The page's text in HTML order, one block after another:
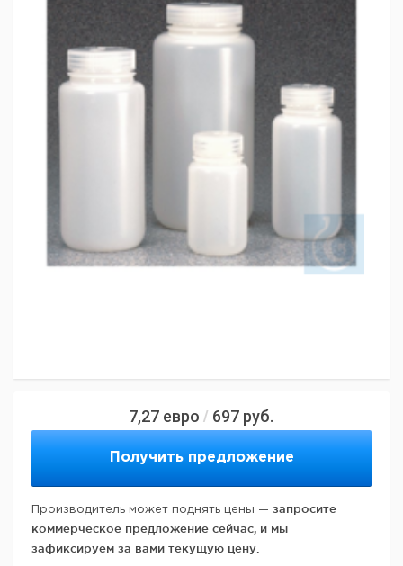
7,27 евро / 697 руб.
Получить предложение
Производитель может поднять цены — запросите
коммерческое предложение сейчас, и мы
зафиксируем за вами текущую цену.